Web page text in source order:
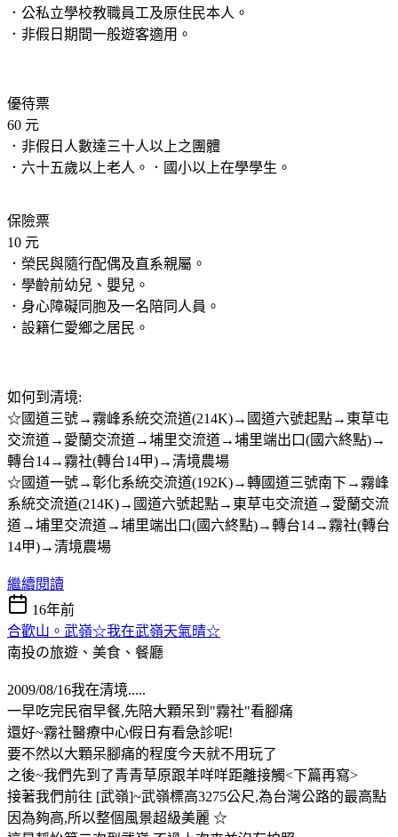
．公私立學校教職員工及原住民本人。
．非假日期間一般遊客適用。
優待票
60 元
．非假日人數達三十人以上之團體
．六十五歲以上老人。．國小以上在學學生。
保險票
10 元
．榮民與隨行配偶及直系親屬。
．學齡前幼兒、嬰兒。
．身心障礙同胞及一名陪同人員。
．設籍仁愛鄉之居民。
如何到清境:
☆國道三號→霧峰系統交流道(214K)→國道六號起點→東草屯
交流道→愛蘭交流道→埔里交流道→埔里端出口(國六終點)→
轉台14→霧社(轉台14甲)→清境農場
☆國道一號→彰化系統交流道(192K)→轉國道三號南下→霧峰
系統交流道(214K)→國道六號起點→東草屯交流道→愛蘭交流
道→埔里交流道→埔里端出口(國六終點)→轉台14→霧社(轉台
14甲)→清境農場
繼續閱讀
16年前
合歡山。武嶺☆我在武嶺天氣晴☆
南投の旅遊、美食、餐廳
2009/08/16我在清境.....
一早吃完民宿早餐,先陪大顆呆到"霧社"看腳痛
還好~霧社醫療中心假日有看急診呢!
要不然以大顆呆腳痛的程度今天就不用玩了
之後~我們先到了青青草原跟羊咩咩距離接觸<下篇再寫>
接著我們前往 [武嶺]~武嶺標高3275公尺,為台灣公路的最高點
因為夠高,所以整個風景超級美麗 ☆